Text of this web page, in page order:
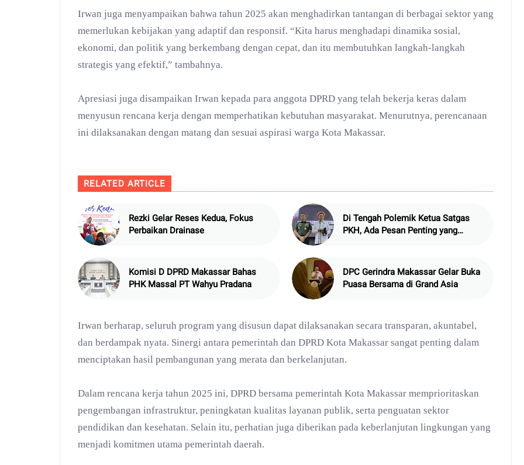
Irwan juga menyampaikan bahwa tahun 2025 akan menghadirkan tantangan di berbagai sektor yang
memerlukan kebijakan yang adaptif dan responsif. “Kita harus menghadapi dinamika sosial,
ekonomi, dan politik yang berkembang dengan cepat, dan itu membutuhkan langkah-langkah
strategis yang efektif,” tambahnya.
Apresiasi juga disampaikan Irwan kepada para anggota DPRD yang telah bekerja keras dalam
menyusun rencana kerja dengan memperhatikan kebutuhan masyarakat. Menurutnya, perencanaan
ini dilaksanakan dengan matang dan sesuai aspirasi warga Kota Makassar.
RELATED ARTICLE
Rezki Gelar Reses Kedua, Fokus
Perbaikan Drainase
Di Tengah Polemik Ketua Satgas
PKH, Ada Pesan Penting yang
Komisi D DPRD Makassar Bahas
PHK Massal PT Wahyu Pradana
DPC Gerindra Makassar Gelar Buka
Puasa Bersama di Grand Asia
Irwan berharap, seluruh program yang disusun dapat dilaksanakan secara transparan, akuntabel,
dan berdampak nyata. Sinergi antara pemerintah dan DPRD Kota Makassar sangat penting dalam
menciptakan hasil pembangunan yang merata dan berkelanjutan.
Dalam rencana kerja tahun 2025 ini, DPRD bersama pemerintah Kota Makassar memprioritaskan
pengembangan infrastruktur, peningkatan kualitas layanan publik, serta penguatan sektor
pendidikan dan kesehatan. Selain itu, perhatian juga diberikan pada keberlanjutan lingkungan yang
menjadi komitmen utama pemerintah daerah.